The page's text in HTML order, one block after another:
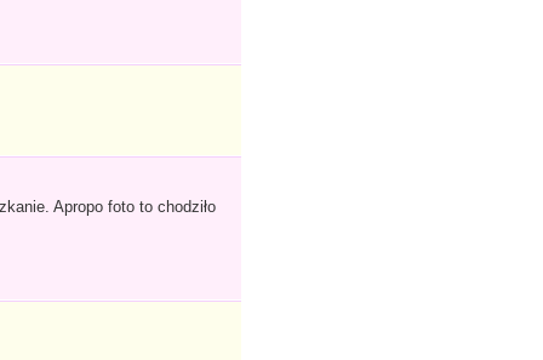
Apropo foto to chodziło